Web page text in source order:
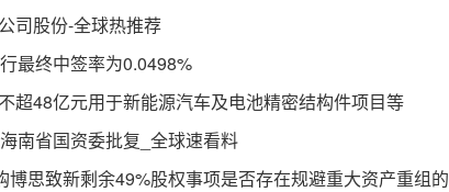
司股份-全球热推荐
最终中签率为0.0498%
超48亿元用于新能源汽车及电池精密结构件项目等
南省国资委批复_全球速看料
思致新剩余49%股权事项是否存在规避重大资产重组的